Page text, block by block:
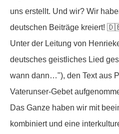
uns erstellt. Und wir? Wir
deutschen Beiträge kreiert!
Unter der Leitung von
deutsches geistliches Lied
wann dann…"), den Text aus
Vaterunser-Gebet
Das Ganze haben wir mit
kombiniert und eine